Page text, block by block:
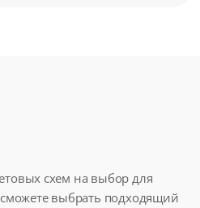
схем на выбор для
выбрать подходящий